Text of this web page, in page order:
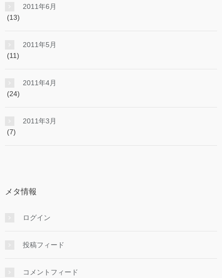
2011年6月
(13)
2011年5月
(11)
2011年4月
(24)
2011年3月
(7)
メタ情報
ログイン
投稿フィード
コメントフィード